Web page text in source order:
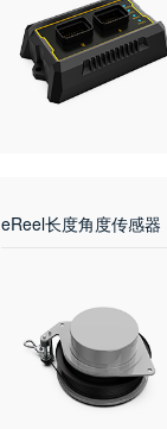
eReel长度角度传感器